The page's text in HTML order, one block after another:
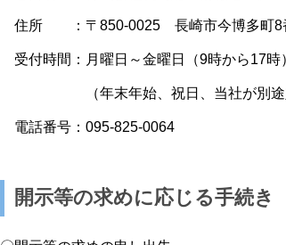
住所 ：〒850-0025 長崎市今博多町8
受付時間：月曜日～金曜日（9時から17時
（年末年始、祝日、当社が別途定
電話番号：095-825-0064
開示等の求めに応じる手続き